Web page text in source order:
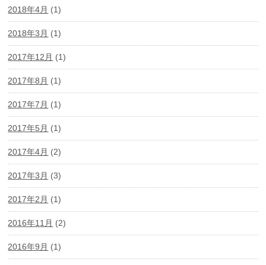
2018年4月 (1)
2018年3月 (1)
2017年12月 (1)
2017年8月 (1)
2017年7月 (1)
2017年5月 (1)
2017年4月 (2)
2017年3月 (3)
2017年2月 (1)
2016年11月 (2)
2016年9月 (1)